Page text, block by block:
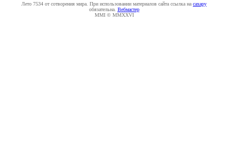
Лето 7534 от сотворения мира. При использовании материалов сайта ссылка на caxapу
обязательна. Вебмастер
MMI © MMXXVI